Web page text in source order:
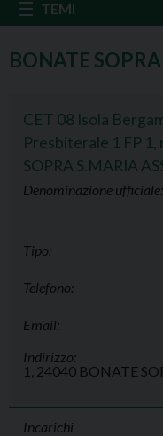
BONATE
CET 08 Isola
Presbiterale 1 FP 1,
SOPRA S.MARIA
Denominazione ufficiale:
Tipo:
Telefono:
Email:
Indirizzo:
1, 24040 BONATE
Incarichi